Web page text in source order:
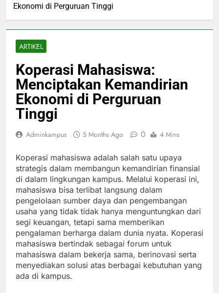
Ekonomi di Perguruan Tinggi
ARTIKEL
Koperasi Mahasiswa:
Menciptakan Kemandirian
Ekonomi di Perguruan
Tinggi
Adminkampus 5 Months Ago 0 4 Mins
Koperasi mahasiswa adalah salah satu upaya
strategis dalam membangun kemandirian finansial
di dalam lingkungan kampus. Melalui koperasi ini,
mahasiswa bisa terlibat langsung dalam
pengelolaan sumber daya dan pengembangan
usaha yang tidak tidak hanya menguntungkan dari
segi keuangan, tetapi sama memberikan
pengalaman berharga dalam dunia nyata. Koperasi
mahasiswa bertindak sebagai forum untuk
mahasiswa dalam bekerja sama, berinovasi serta
menyediakan solusi atas berbagai kebutuhan yang
ada di kampus.